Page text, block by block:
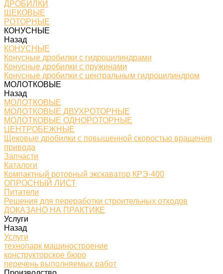
ДРОБИЛКИ
ЩЕКОВЫЕ
РОТОРНЫЕ
КОНУСНЫЕ
Назад
КОНУСНЫЕ
Конусные дробилки с гидроцилиндрами
Конусные дробилки с пружинами
Конусные дробилки с центральным гидроцилиндром
МОЛОТКОВЫЕ
Назад
МОЛОТКОВЫЕ
МОЛОТКОВЫЕ ДВУХРОТОРНЫЕ
МОЛОТКОВЫЕ ОДНОРОТОРНЫЕ
ЦЕНТРОБЕЖНЫЕ
Щековые дробилки с повышенной скоростью вращения
привода
Запчасти
Каталоги
Компактный роторный экскаватор КРЭ-400
ОПРОСНЫЙ ЛИСТ
Питатели
Решения для переработки строительных отходов
ДОКАЗАНО НА ПРАКТИКЕ
Услуги
Назад
Услуги
технопарк машиностроение
конструкторское бюро
перечень выполняемых работ